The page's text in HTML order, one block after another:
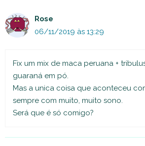
Rose
06/11/2019 às 13:29
Fix um mix de maca peruana +
guaraná em pó.
Mas a unica coisa que aconteceu
sempre com muito, muito sono.
Será que é só comigo?